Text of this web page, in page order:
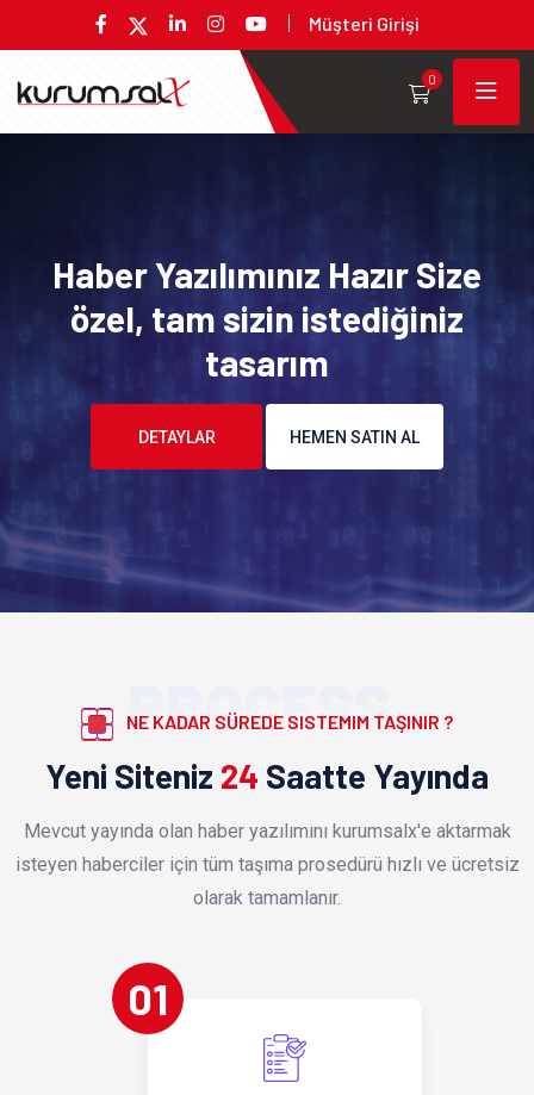
Müşteri Girişi
0
Haber Yazılımınız Hazır Size
özel, tam sizin istediğiniz
tasarım
DETAYLAR HEMEN SATIN AL
PROCESS
NE KADAR SÜREDE SISTEMIM TAŞINIR ?
Yeni Siteniz 24 Saatte Yayında
Mevcut yayında olan haber yazılımını kurumsalx'e aktarmak
isteyen haberciler için tüm taşıma prosedürü hızlı ve ücretsiz
olarak tamamlanır.
01